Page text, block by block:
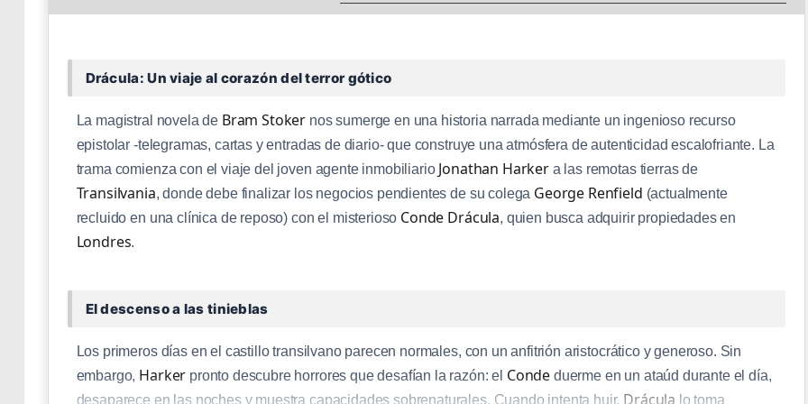
Drácula: Un viaje al corazón del terror gótico
La magistral novela de Bram Stoker nos sumerge en una historia narrada mediante un ingenioso recurso
epistolar -telegramas, cartas y entradas de diario- que construye una atmósfera de autenticidad escalofriante. La
trama comienza con el viaje del joven agente inmobiliario Jonathan Harkera las remotas tierras de
Transilvania, donde debe finalizar los negocios pendientes de su colega George Renfield (actualmente
recluido en una clínica de reposo) con el misterioso Conde Drácula, quien busca adquirir propiedades en
Londres.
El descenso a las tinieblas
Los primeros días en el castillo transilvano parecen normales, con un anfitrión aristocrático y generoso. Sin
embargo, Harker pronto descubre horrores que desafían la razón: el Conde duerme en un ataúd durante el día,
desaparece en las noches y muestra capacidades sobrenaturales. Cuando intenta huir, Drácula lo toma